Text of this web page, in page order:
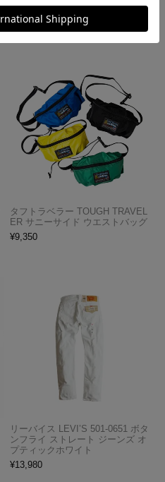
¥1,990
タフトラベラー TOUGH TRAVEL
ER サニーサイド ウエストバッグ
¥9,350
リーバイス LEVI’S 501-0651 ボタ
ンフライ ストレート ジーンズ オ
プティックホワイト
¥13,980